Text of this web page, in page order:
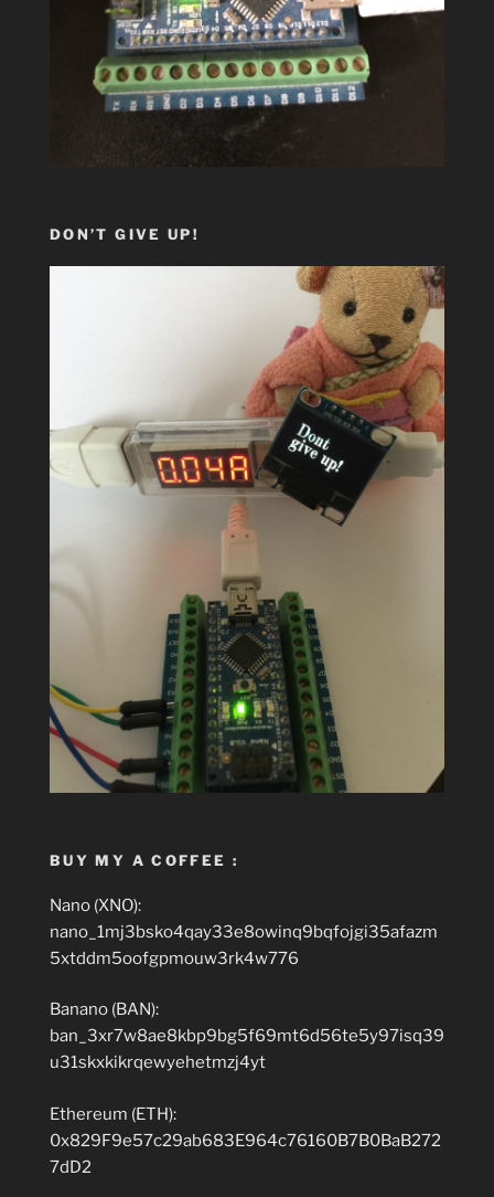
DON’T GIVE UP!
BUY MY A COFFEE :
Nano (XNO):
nano_1mj3bsko4qay33e8owinq9bqfojgi35afazm
5xtddm5oofgpmouw3rk4w776
Banano (BAN):
ban_3xr7w8ae8kbp9bg5f69mt6d56te5y97isq39
u31skxkikrqewyehetmzj4yt
Ethereum (ETH):
0x829F9e57c29ab683E964c76160B7B0BaB272
7dD2